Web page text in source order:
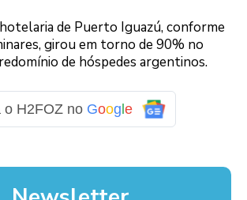
de Puerto Iguazú, conforme
girou em torno de 90% no
de hóspedes argentinos.
o H2FOZ no Goog e